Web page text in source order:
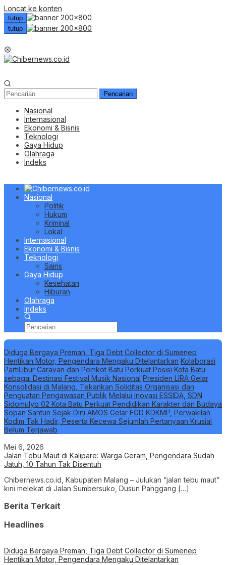
Loncat ke konten
tutup
tutup
Pencarian
Nasional
Internasional
Ekonomi & Bisnis
Teknologi
Gaya Hidup
Olahraga
Indeks
Nasional
Politik
Hukum
Kriminal
Lokal
Internasional
Ekonomi & Bisnis
Teknologi
Sains
Gaya Hidup
Kesehatan
Hiburan
Olahraga
Indeks
Berita Terbaru
Diduga Bergaya Preman, Tiga Debt Collector di Sumenep
Hentikan Motor, Pengendara Mengaku Ditelantarkan Kolaborasi
PartiLibur Caravan dan Pemkot Batu Perkuat Posisi Kota Batu
sebagai Destinasi Festival Musik Nasional Presiden LIRA Gelar
Konsolidasi di Malang, Tekankan Soliditas Organisasi dan
Penguatan Pengawasan Publik Melalui Inovasi ESSIDA, SDN
Sidomulyo 02 Kota Batu Perkuat Pendidikan Karakter dan Budaya
Sopan Santun Sejak Dini AMOS Gelar FGD KDKMP, Perwakilan
Kodim Tak Hadir, Peserta Kecewa Sejumlah Pertanyaan Krusial
Belum Terjawab
Mei 6, 2026
Jalan Tebu Maut di Kalipare: Warga Geram, Pengendara Sudah
Jatuh, 10 Tahun Tak Disentuh
Chibernews.co.id, Kabupaten Malang – Julukan “jalan tebu maut”
kini melekat di Jalan Sumbersuko, Dusun Panggang […]
Berita Terkait
Headlines
Diduga Bergaya Preman, Tiga Debt Collector di Sumenep
Hentikan Motor, Pengendara Mengaku Ditelantarkan